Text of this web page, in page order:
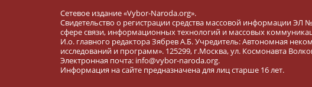
Сетевое издание «Vybor-Naroda.org».
Свидетельство о регистрации средства массовой информации
сфере связи, информационных технологий и массовых
И.о. главного редактора Зябрев А.Б. Учредитель: Автономная
исследований и программ». 125299, г.Москва, ул. Космонавта
Электронная почта: info@vybor-naroda.org.
Информация на сайте предназначена для лиц старше 16 лет.